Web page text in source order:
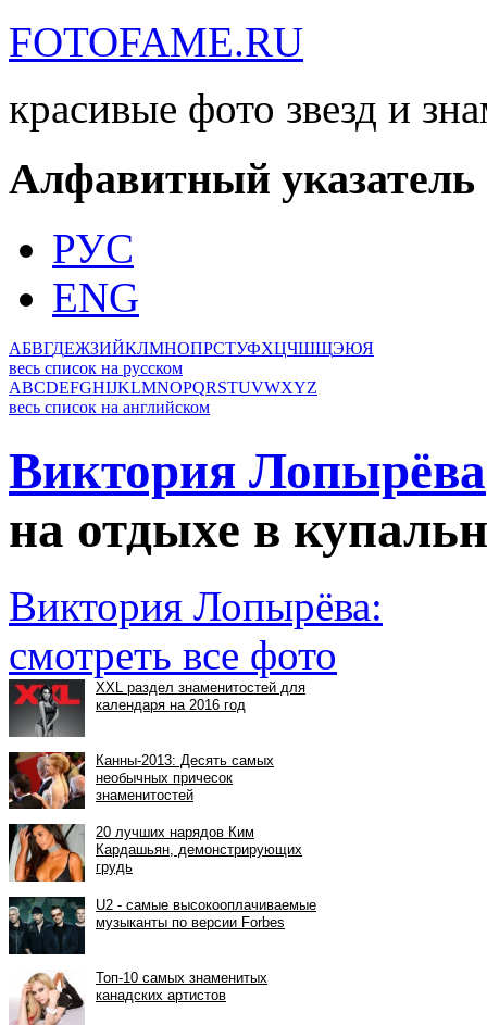
FOTOFAME.RU
красивые фото звезд и
Алфавитный указатель
РУС
ENG
АБВГДЕЖЗИЙКЛМНОПРСТУФХЦЧШЩЭЮЯ
весь список на русском
ABCDEFGHIJKLMNOPQRSTUVWXYZ
весь список на английском
Виктория Лопырёва
на отдыхе в
Виктория Лопырёва:
смотреть все фото